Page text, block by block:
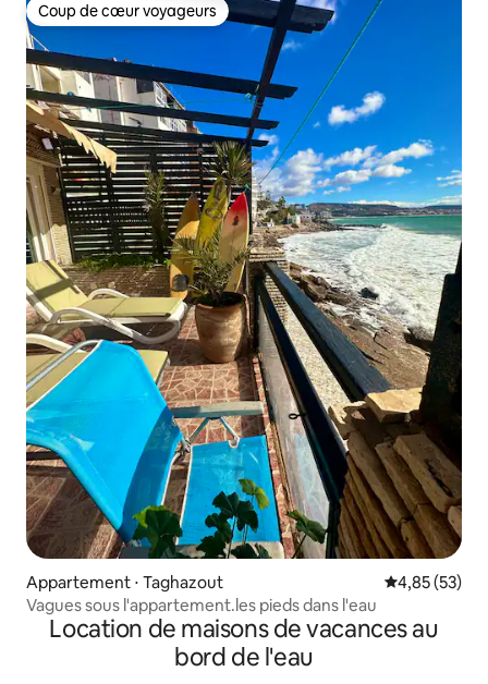
Coup de cœur voyageurs
Coup de cœur voyageurs
Appartement ⋅ Taghazout Évaluation
4,85 (53)
Vagues sous l'appartement.les pieds dans l'eau
Location de maisons de vacances au
bord de l'eau